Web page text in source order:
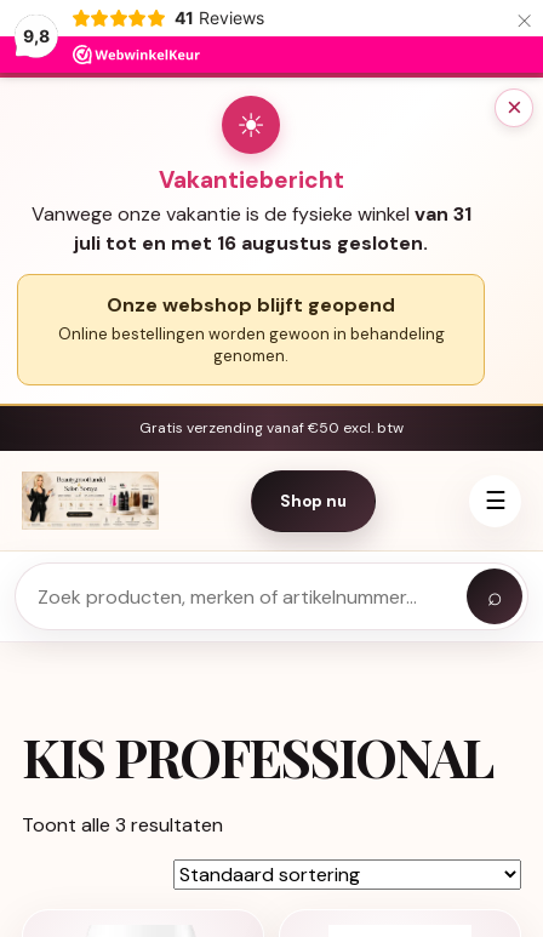
9,8
41 Reviews ×
×
☀
Vakantiebericht
Vanwege onze vakantie is de fysieke winkel van 31
juli tot en met 16 augustus gesloten.
Onze webshop blijft geopend
Online bestellingen worden gewoon in behandeling
genomen.
Gratis verzending vanaf €50 excl. btw
Shop nu ☰
⌕
KIS PROFESSIONAL
Toont alle 3 resultaten